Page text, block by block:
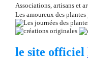
Associations, artisans et
Les amoureux des
le site officiel